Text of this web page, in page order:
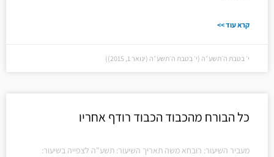
קרא עוד >>
י׳ בטבת ה׳תשע״ה (י׳ בטבת ה׳תשע״ה (ינואר 1, 2015))
כל הבורח מהכבוד הכבוד רודף אחריו
מעביר השיעור: רובחא משה תאריך השיעור: תשע"ה לצפייה בשיעור: